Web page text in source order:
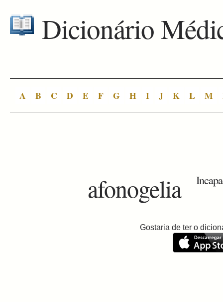
Dicionário
A B C D E F G H I J K L M
afonogelia
Gostaria de ter o